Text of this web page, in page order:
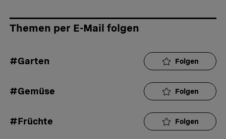
Themen per E-Mail folgen
#Garten Folgen
#Gemüse Folgen
#Früchte Folgen